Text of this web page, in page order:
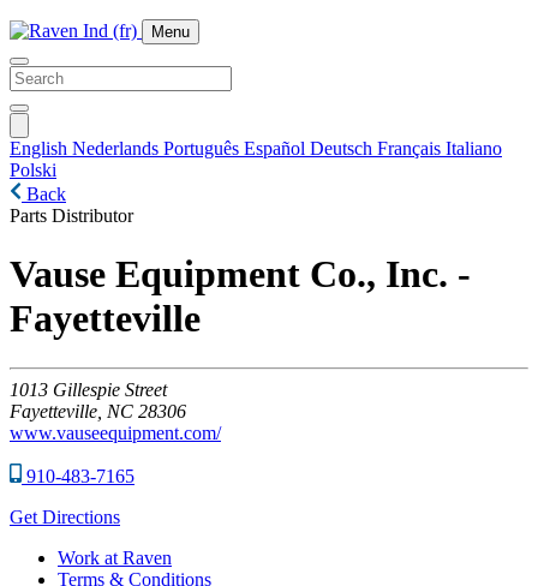
Menu
English Nederlands Português Español Deutsch Français Italiano
Polski
Back
Parts Distributor
Vause Equipment Co., Inc. -
Fayetteville
1013 Gillespie Street
Fayetteville, NC 28306
www.vauseequipment.com/
910-483-7165
Get Directions
Work at Raven
Terms & Conditions